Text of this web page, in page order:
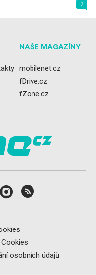
2
NAŠE MAGAZÍNY
mobilenet.cz
fDrive.cz
fZone.cz
osobních údajů